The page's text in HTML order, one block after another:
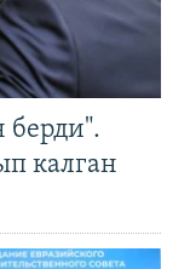
берди".
калган